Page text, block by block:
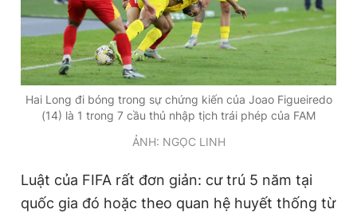
Hai Long đi bóng trong sự chứng kiến của Joao Figueiredo
(14) là 1 trong 7 cầu thủ nhập tịch trái phép của FAM
ẢNH: NGỌC LINH
Luật của FIFA rất đơn giản: cư trú 5 năm tại
quốc gia đó hoặc theo quan hệ huyết thống từ